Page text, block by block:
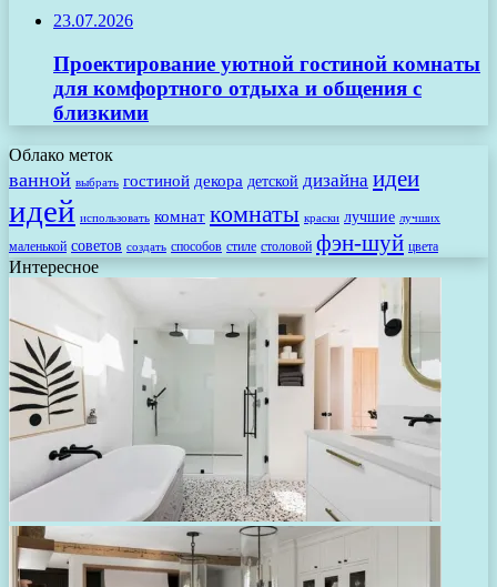
23.07.2026
Проектирование уютной гостиной комнаты
для комфортного отдыха и общения с
близкими
Облако меток
ванной выбрать гостиной декора детской дизайна идеи
идей использовать комнат комнаты краски лучшие лучших
маленькой советов создать способов стиле столовой фэн-шуй цвета
Интересное